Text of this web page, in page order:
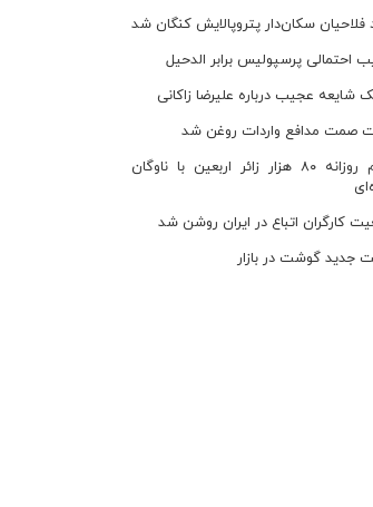
فلاحیان سکان‌دار پتروپالایش کنگان شد
احتمالی پرسپولیس برابر الدحیل
شایعه عجیب درباره علیرضا زاکانی
صمت مدافع واردات روغن شد
اعزام روزانه ۸۰ هزار زائر اربعین با ناوگان
کارگران اتباع در ایران روشن شد
جدید گوشت در بازار